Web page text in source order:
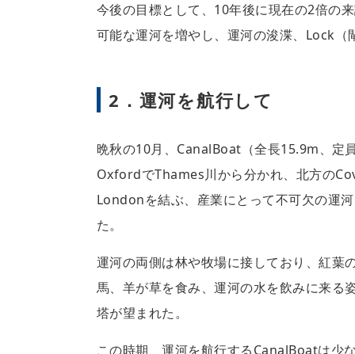
今後の目標として、10年後に現在の2倍の
可能な運河を増やし、運河の浚渫、Lock
2．運河を航行して
晩秋の10月、CanalBoat（全長15.9m、
OxfordでThames川から分かれ、北方の
Londonを結ぶ、産業にとって不可欠の運
た。
運河の両側は林や牧場に接しており、紅葉
馬、羊が草を食み、運河の水を飲みに来る
塔が望まれた。
この時期、運河を航行するCanalBoatは少